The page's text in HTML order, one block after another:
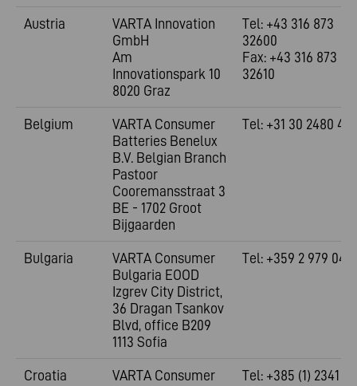
Austria
VARTA Innovation
GmbH
Am
Innovationspark 10
8020 Graz
Tel: +43 316 873
32600
Fax: +43 316 873
32610
Belgium
VARTA Consumer
Batteries Benelux
B.V. Belgian Branch
Pastoor
Cooremansstraat 3
BE - 1702 Groot
Bijgaarden
Tel: +31 30 2480
Bulgaria
VARTA Consumer
Bulgaria EOOD
Izgrev City District,
36 Dragan Tsankov
Blvd, office B209
1113 Sofia
Tel: +359 2 979 0401
Croatia
VARTA Consumer
Tel: +385 (1) 2341